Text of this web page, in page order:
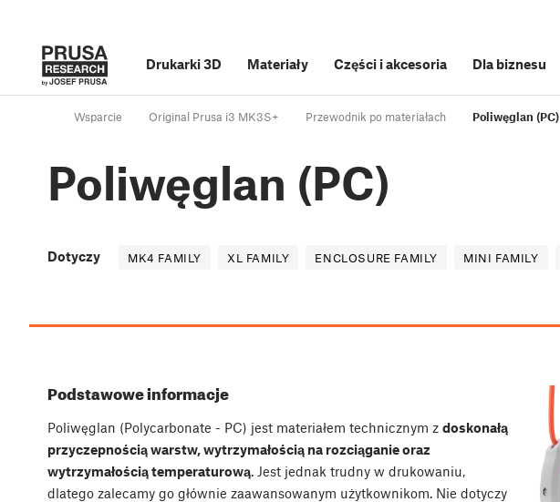
Drukarki 3D Materiały Części i akcesoria Dla biznesu
Wsparcie Original Prusa i3 MK3S+ Przewodnik po materiałach Poliwęglan (PC)
Poliwęglan (PC)
Dotyczy MK4 FAMILY XL FAMILY ENCLOSURE FAMILY MINI FAMILY
Podstawowe informacje
Poliwęglan (Polycarbonate - PC) jest materiałem technicznym z doskonałą
przyczepnością warstw, wytrzymałością na rozciąganie oraz
wytrzymałością temperaturową. Jest jednak trudny w drukowaniu,
dlatego zalecamy go głównie zaawansowanym użytkownikom. Nie dotyczy